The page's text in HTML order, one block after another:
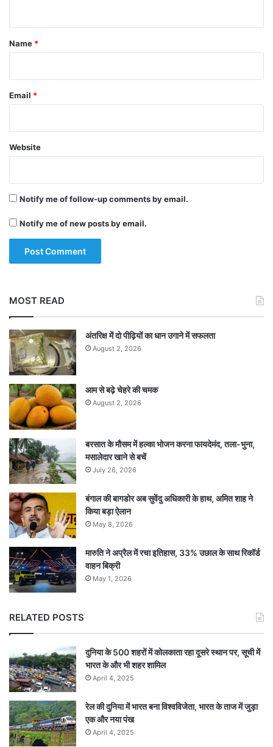
*
Name *
Email *
Website
Notify me of follow-up comments by email.
Notify me of new posts by email.
MOST READ
अंतरिक्ष में दो पीढ़ियों का धान उगाने में सफलता
August 2, 2026
आम से बढ़े चेहरे की चमक
August 2, 2026
बरसात के मौसम में हल्का भोजन करना फायदेमंद, तला-भुना,
मसालेदार खाने से बचें
July 26, 2026
बंगाल की बागडोर अब सुवेंदु अधिकारी के हाथ, अमित शाह ने
किया बड़ा ऐलान
May 8, 2026
मारुति ने अप्रैल में रचा इतिहास, 33% उछाल के साथ रिकॉर्ड
वाहन बिक्री
May 1, 2026
RELATED POSTS
दुनिया के 500 शहरों में कोलकाता रहा दूसरे स्थान पर, सूची में
भारत के और भी शहर शामिल
April 4, 2025
रेल की दुनिया में भारत बना विश्वविजेता, भारत के ताज में जुड़ा
एक और नया पंख
April 4, 2025